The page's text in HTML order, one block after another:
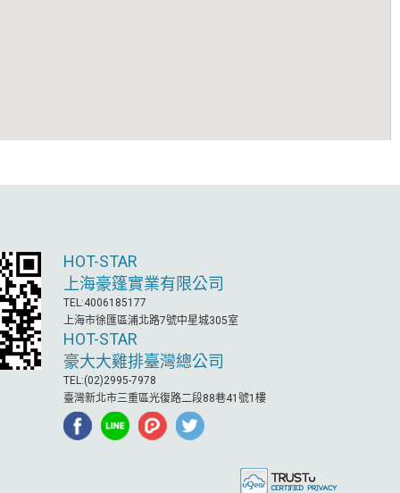
HOT-STAR
上海豪篷實業有限公司
TEL:4006185177
上海市徐匯區浦北路7號中星城305室
HOT-STAR
豪大大雞排臺灣總公司
TEL:(02)2995-7978
臺灣新北市三重區光復路二段88巷41號1樓